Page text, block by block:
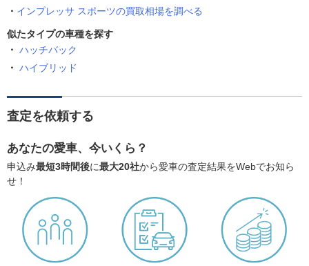
インプレッサ スポーツの買取相場を調べる
似たタイプの車種を探す
ハッチバック
ハイブリッド
査定を依頼する
あなたの愛車、今いくら？
申込み最短3時間後に最大20社から愛車の査定結果をWebでお知ら
せ！